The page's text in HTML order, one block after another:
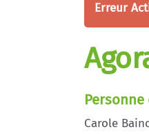
Erreur
Carole